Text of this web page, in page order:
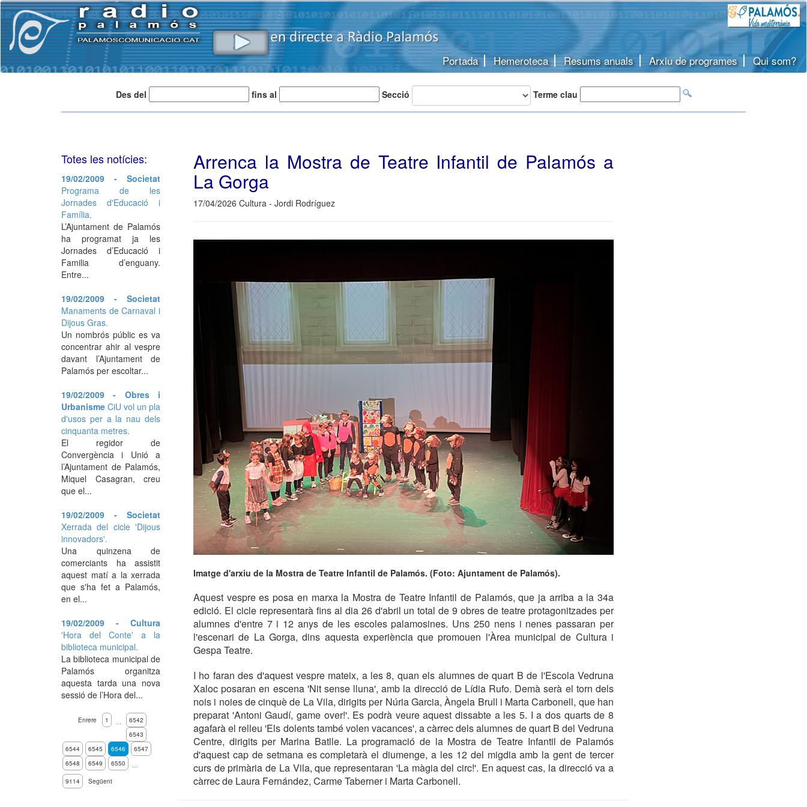
Portada Hemeroteca Resums anuals Arxiu de programes Qui som?
Des del fins al Secció Terme clau
Arrenca la Mostra de Teatre Infantil de Palamós a
La Gorga
17/04/2026 Cultura - Jordi Rodríguez
Imatge d'arxiu de la Mostra de Teatre Infantil de Palamós. (Foto: Ajuntament de Palamós).
Aquest vespre es posa en marxa la Mostra de Teatre Infantil de Palamós, que ja arriba a la 34a
edició. El cicle representarà fins al dia 26 d'abril un total de 9 obres de teatre protagonitzades per
alumnes d'entre 7 i 12 anys de les escoles palamosines. Uns 250 nens i nenes passaran per
l'escenari de La Gorga, dins aquesta experiència que promouen l'Àrea municipal de Cultura i
Gespa Teatre.
I ho faran des d'aquest vespre mateix, a les 8, quan els alumnes de quart B de l'Escola Vedruna
Xaloc posaran en escena 'Nit sense lluna', amb la direcció de Lídia Rufo. Demà serà el torn dels
nois i noies de cinquè de La Vila, dirigits per Núria Garcia, Àngela Brull i Marta Carbonell, que han
preparat 'Antoni Gaudí, game over!'. Es podrà veure aquest dissabte a les 5. I a dos quarts de 8
agafarà el relleu 'Els dolents també volen vacances', a càrrec dels alumnes de quart B del Vedruna
Centre, dirigits per Marina Batlle. La programació de la Mostra de Teatre Infantil de Palamós
d'aquest cap de setmana es completarà el diumenge, a les 12 del migdia amb la gent de tercer
curs de primària de La Vila, que representaran 'La màgia del circ!'. En aquest cas, la direcció va a
càrrec de Laura Fernández, Carme Taberner i Marta Carbonell.
Totes les notícies:
19/02/2009 - Societat
Programa de les
Jornades d'Educació i
Família.
L’Ajuntament de Palamós
ha programat ja les
Jornades d’Educació i
Familia d’enguany.
Entre...
19/02/2009 - Societat
Manaments de Carnaval i
Dijous Gras.
Un nombrós públic es va
concentrar ahir al vespre
davant l’Ajuntament de
Palamós per escoltar...
19/02/2009 - Obres i
Urbanisme CiU vol un pla
d'usos per a la nau dels
cinquanta metres.
El regidor de
Convergència i Unió a
l’Ajuntament de Palamós,
Miquel Casagran, creu
que el...
19/02/2009 - Societat
Xerrada del cicle 'Dijous
innovadors'.
Una quinzena de
comerciants ha assistit
aquest matí a la xerrada
que s'ha fet a Palamós,
en el...
19/02/2009 - Cultura
'Hora del Conte' a la
biblioteca municipal.
La biblioteca municipal de
Palamós organitza
aquesta tarda una nova
sessió de l’Hora del...
Enrere 1 …
6542
6543
6544
6545 6546
6547
6548
6549 6550
…
9114
Següent